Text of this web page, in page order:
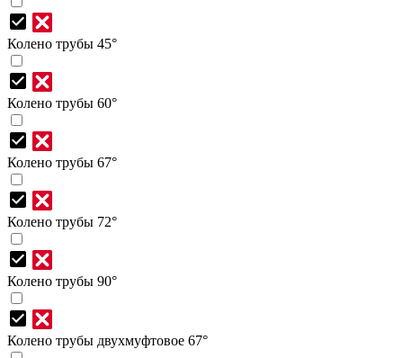
Колено трубы 45°
Колено трубы 60°
Колено трубы 67°
Колено трубы 72°
Колено трубы 90°
Колено трубы двухмуфтовое 67°